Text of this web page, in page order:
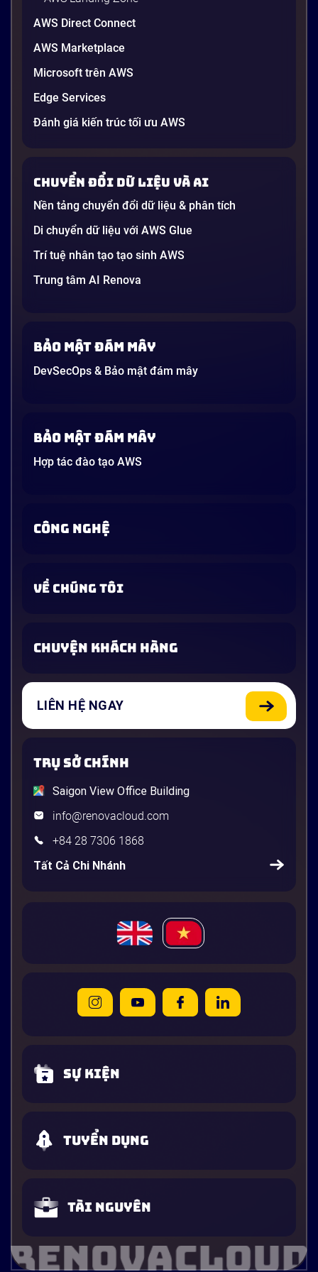
Generative AI là gì? Giải thích đơn giản
và ứng dụng cho doanh nghiệp Việt
Nam 2026
Gần đây, bạn có thể nghe đến thuật ngữ “Generative
startup công nghệ. Vấn đề là phần lớn lời giải thích
dường như chỉ được viết cho kỹ sư, không phải cho
người […]
21 phút
AWS Direct Connect
AWS Marketplace
Microsoft trên AWS
Edge Services
Đánh giá kiến trúc tối ưu AWS
Chuyển đổi dữ liệu và AI
Nền tảng chuyển đổi dữ liệu & phân tích
Di chuyển dữ liệu với AWS Glue
Trí tuệ nhân tạo tạo sinh AWS
Trung tâm AI Renova
Bảo mật đám mây
DevSecOps & Bảo mật đám mây
Bảo mật đám mây
Hợp tác đào tạo AWS
CÔNG NGHỆ
VỀ CHÚNG TÔI
CHUYỆN KHÁCH HÀNG
LIÊN HỆ NGAY
TRỤ SỞ CHÍNH
Saigon View Office Building
info@renovacloud.com
+84 28 7306 1868
Tất Cả Chi Nhánh
Sự kiện
Tuyển dụng
Tài nguyên